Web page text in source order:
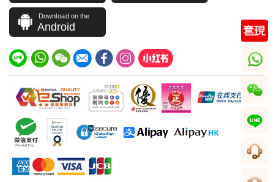
Download on the
Android
whatsapp